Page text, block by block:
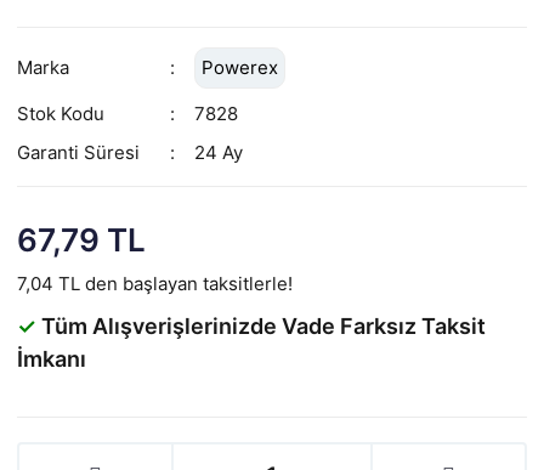
Marka
Powerex
Stok Kodu
7828
Garanti Süresi
24 Ay
67,79 TL
7,04 TL den başlayan taksitlerle!
✓ Tüm Alışverişlerinizde Vade Farksız Taksit
İmkanı